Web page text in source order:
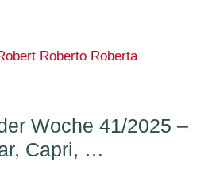
Roberto Roberta
Woche 41/2025 –
Capri, …